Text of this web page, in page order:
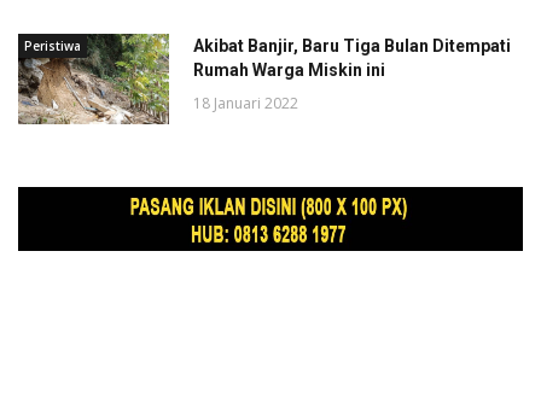
Peristiwa
Akibat Banjir, Baru Tiga Bulan Ditempati
Rumah Warga Miskin ini
18 Januari 2022